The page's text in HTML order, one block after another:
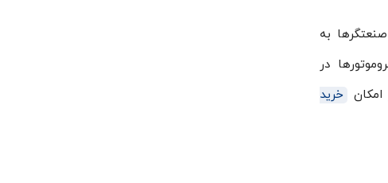
به
در
خرید